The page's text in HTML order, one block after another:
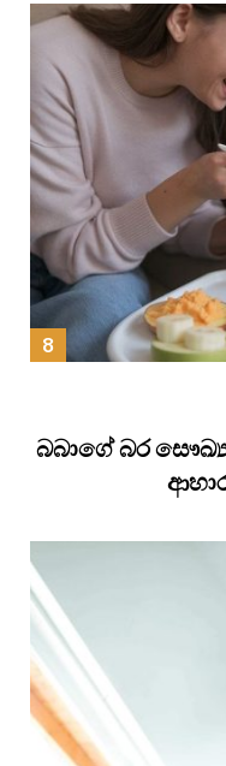
බබාගේ බර